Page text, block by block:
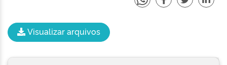
Visualizar arquivos